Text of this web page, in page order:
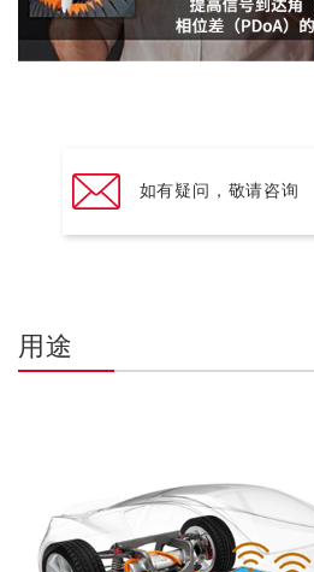
如有疑问，敬请咨询
用途